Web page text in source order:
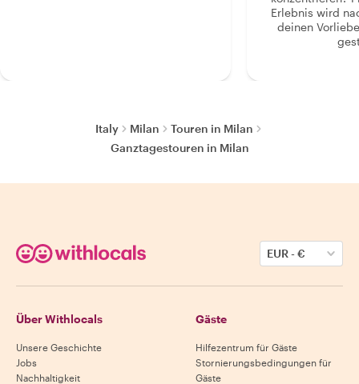
Erlebnis wird
deinen
Italy Milan
Touren in Milan
Ganztagestouren in Milan
EUR-€
Über Withlocals
Unsere Geschichte
Jobs
Nachhaltigkeit
Gäste
Hilfezentrum für Gäste
Stornierungsbedingungen für
Gäste